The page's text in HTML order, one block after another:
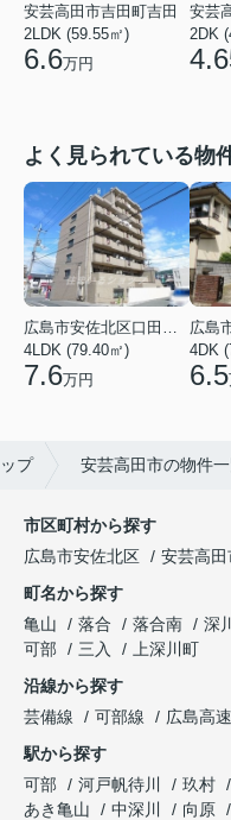
安芸高田市吉田町吉田
2LDK (59.55㎡)
6.6万円
安芸
2DK
よく見られている物
4LDK (79.40㎡)
7.6万円
4DK
6.5
プ 安芸高田市の物件
市区町村から探す
広島市安佐北区
安芸高田
町名から探す
亀山
落合 落合南 深川
可部
三入
上深川町
沿線から探す
芸備線
可部線
広島高
駅から探す
可部
河戸帆待川 玖村
あき亀山
中深川 向原